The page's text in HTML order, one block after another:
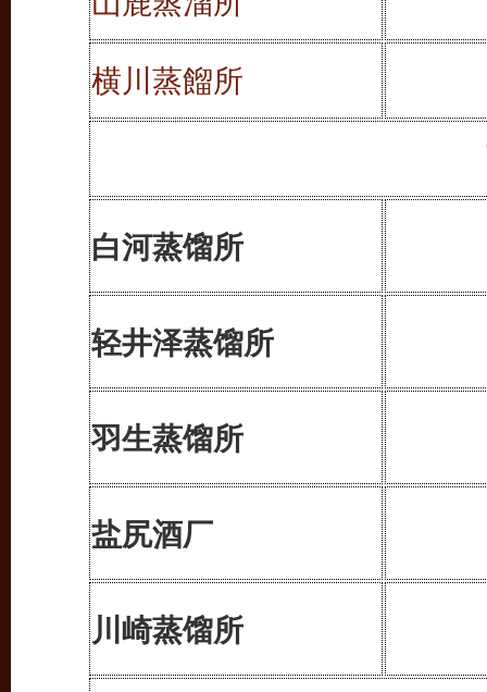
横川蒸餾所
白河蒸馏所
轻井泽蒸馏所
羽生蒸馏所
盐尻酒厂
川崎蒸馏所